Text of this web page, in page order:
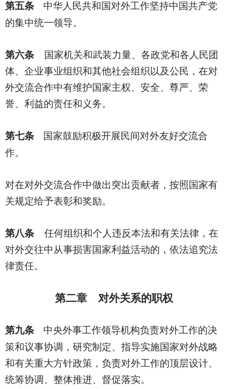
第五条
中华人民共和国对外工作坚持中国共产党
的集中统一领导。
第六条
国家机关和武装力量、各政党和各人民团
体、企业事业组织和其他社会组织以及公民，在对
外交流合作中有维护国家主权、安全、尊严、荣
誉、利益的责任和义务。
第七条
国家鼓励积极开展民间对外友好交流合
作。
对在对外交流合作中做出突出贡献者，按照国家有
关规定给予表彰和奖励。
第八条 任何组织和个人违反本法和有关法律，在
对外交往中从事损害国家利益活动的，依法追究法
律责任。
第二章 对外关系的职权
第九条
中央外事工作领导机构负责对外工作的决
策和议事协调，研究制定、指导实施国家对外战略
和有关重大方针政策，负责对外工作的顶层设计、
统筹协调、整体推进、督促落实。